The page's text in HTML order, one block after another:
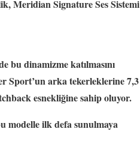
Meridian Signature Ses Sistemi
bu dinamizme katılmasını
Sport’un arka tekerleklerine 7,3
esnekliğine sahip oluyor.
modelle ilk defa sunulmaya